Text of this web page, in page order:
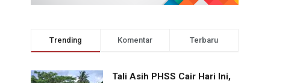
Trending Komentar Terbaru
Tali Asih PHSS Cair Hari Ini,